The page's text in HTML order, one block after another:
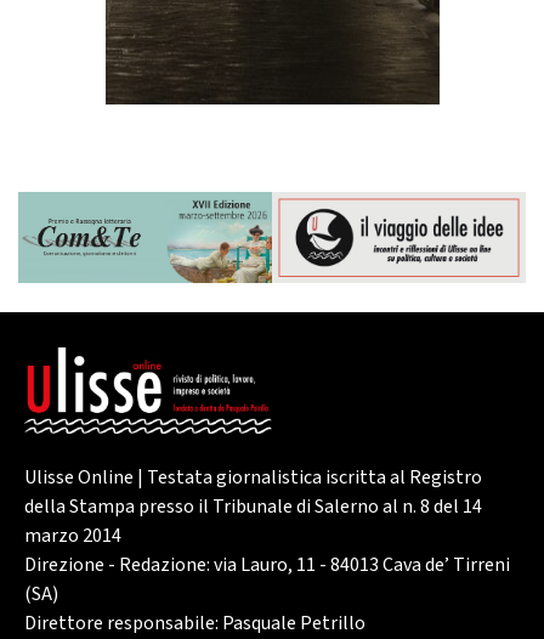
Ulisse Online | Testata giornalistica iscritta al Registro
della Stampa presso il Tribunale di Salerno al n. 8 del 14
marzo 2014
Direzione - Redazione: via Lauro, 11 - 84013 Cava de’ Tirreni
(SA)
Direttore responsabile: Pasquale Petrillo